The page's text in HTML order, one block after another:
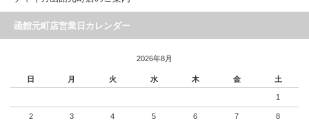
函館元町店営業日カレンダー
2026年8月
日 月 火 水 木 金 土
1
2 3 4 5 6 7 8